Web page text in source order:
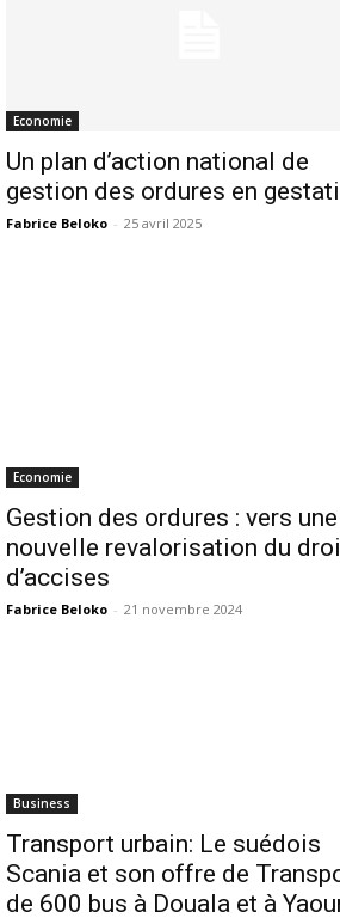
Economie
Un plan d’action national de
gestion des ordures en
Fabrice Beloko - 25 avril 2025
Economie
Gestion des ordures : vers une
nouvelle revalorisation du
d’accises
Fabrice Beloko - 21 novembre 2024
Business
Transport urbain: Le suédois
Scania et son offre de
de 600 bus à Douala et à